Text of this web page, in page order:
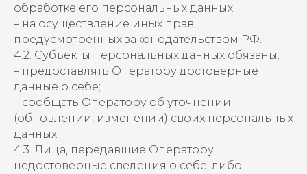
обработке его персональных данных;
– на осуществление иных прав,
предусмотренных законодательством РФ.
4.2. Субъекты персональных данных обязаны:
– предоставлять Оператору достоверные
данные о себе;
– сообщать Оператору об уточнении
(обновлении, изменении) своих персональных
данных.
4.3. Лица, передавшие Оператору
недостоверные сведения о себе, либо